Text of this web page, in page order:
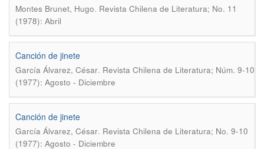
Montes Brunet, Hugo. Revista Chilena de Literatura; No. 11
(1978): Abril
Canción de jinete
García Álvarez, César. Revista Chilena de Literatura; Núm. 9-10
(1977): Agosto - Diciembre
Canción de jinete
García Álvarez, César. Revista Chilena de Literatura; No. 9-10
(1977): Agosto - Diciembre